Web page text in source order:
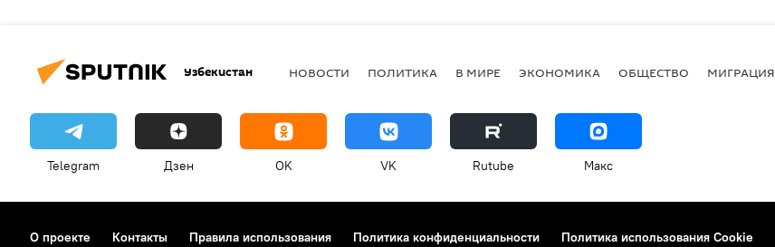
Узбекистан НОВОСТИ ПОЛИТИКА В МИРЕ ЭКОНОМИКА ОБЩЕСТВО МИГРАЦИЯ
Telegram Дзен OK VK Rutube Макс
О проекте Контакты Правила использования Политика конфиденциальности Политика использования Cookie